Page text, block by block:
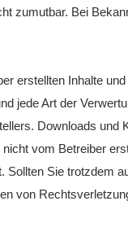
zumutbar. Bei
erstellten Inhalte
jede Art der
Downloads
vom Betreiber
Sollten Sie trotzdem
von